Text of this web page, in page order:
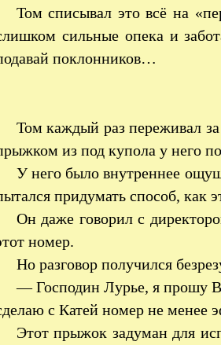
Том списывал это всё на
сильные опека и
поклонников…
Том каждый раз переживал
из под купола у него
У него было внутреннее
придумать способ, как
Он даже говорил с
номер.
Но разговор получился
— Господин Лурье, я прошу
с Катей номер не менее
Этот прыжок задуман для